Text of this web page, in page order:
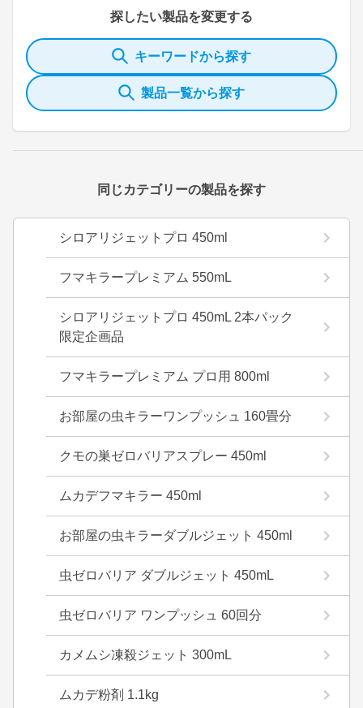
探したい製品を変更する
キーワードから探す
製品一覧から探す
同じカテゴリーの製品を探す
シロアリジェットプロ 450ml
フマキラープレミアム 550mL
シロアリジェットプロ 450mL 2本パック
限定企画品
フマキラープレミアム プロ用 800ml
お部屋の虫キラーワンプッシュ 160畳分
クモの巣ゼロバリアスプレー 450ml
ムカデフマキラー 450ml
お部屋の虫キラーダブルジェット 450ml
虫ゼロバリア ダブルジェット 450mL
虫ゼロバリア ワンプッシュ 60回分
カメムシ凍殺ジェット 300mL
ムカデ粉剤 1.1kg